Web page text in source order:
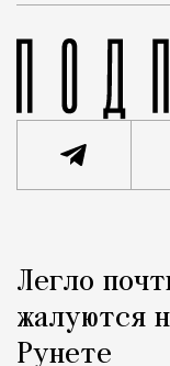
Город
Легло
жалуются
Рунете